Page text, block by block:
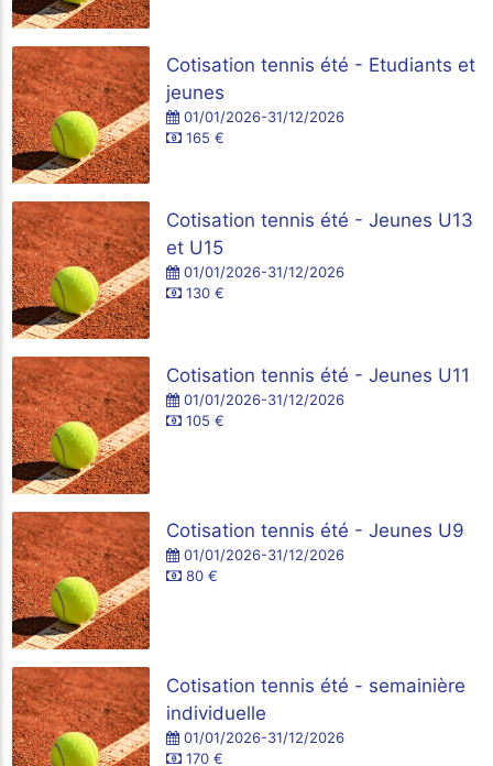
Cotisation tennis été - Etudiants et
jeunes
01/01/2026-31/12/2026
165 €
Cotisation tennis été - Jeunes U13
et U15
01/01/2026-31/12/2026
130 €
Cotisation tennis été - Jeunes U11
01/01/2026-31/12/2026
105 €
Cotisation tennis été - Jeunes U9
01/01/2026-31/12/2026
80 €
Cotisation tennis été - semainière
individuelle
01/01/2026-31/12/2026
170 €